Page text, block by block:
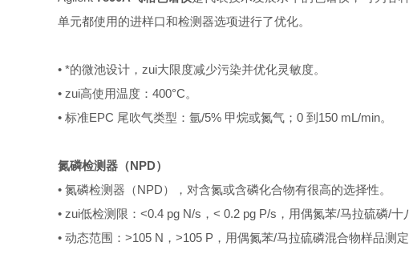
单元都使用的进样口和检测器选项进行了优化。
• *的微池设计，zui大限度减少污染并优化灵敏度。
• zui高使用温度：400°C。
• 标准EPC 尾吹气类型：氩/5% 甲烷或氮气；0 到150 mL/min。
氮磷检测器（NPD）
• 氮磷检测器（NPD），对含氮或含磷化合物有很高的选择性。
• zui低检测限：<0.4 pg N/s，< 0.2 pg P/s，用偶氮苯/马拉硫磷/十
• 动态范围：>105 N，>105 P，用偶氮苯/马拉硫磷混合物样品测定